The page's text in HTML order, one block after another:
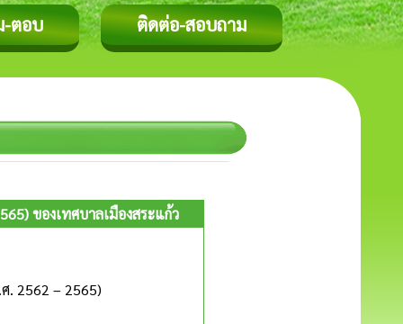
-ตอบ ติดต่อ-สอบถาม
ของเทศบาลเมืองสระแก้ว
. 2562 – 2565)